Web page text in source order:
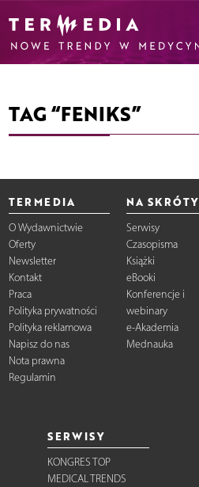
TAG “FENIKS”
TERMEDIA
O Wydawnictwie
Oferty
Newsletter
Kontakt
Praca
Polityka prywatności
Polityka reklamowa
Napisz do nas
Nota prawna
Regulamin
NA SKRÓTY
Serwisy
Czasopisma
Książki
eBooki
Konferencje i
webinary
e-Akademia
Mednauka
SERWISY
KONGRES TOP
MEDICAL TRENDS